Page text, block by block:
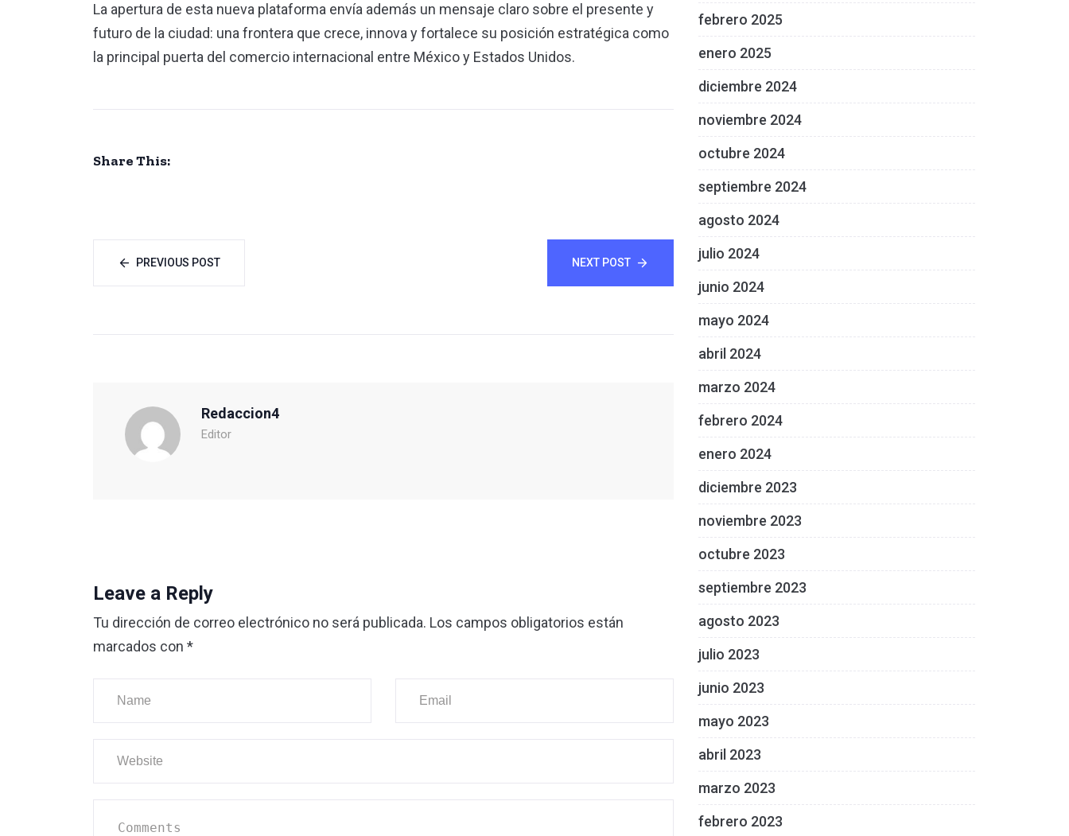
La apertura de esta nueva plataforma envía además un mensaje claro sobre el presente y
futuro de la ciudad: una frontera que crece, innova y fortalece su posición estratégica como
la principal puerta del comercio internacional entre México y Estados Unidos.
Share This:
PREVIOUS POST NEXT POST
Redaccion4
Editor
Leave a Reply
Tu dirección de correo electrónico no será publicada. Los campos obligatorios están
marcados con *
febrero 2025
enero 2025
diciembre 2024
noviembre 2024
octubre 2024
septiembre 2024
agosto 2024
julio 2024
junio 2024
mayo 2024
abril 2024
marzo 2024
febrero 2024
enero 2024
diciembre 2023
noviembre 2023
octubre 2023
septiembre 2023
agosto 2023
julio 2023
junio 2023
mayo 2023
abril 2023
marzo 2023
febrero 2023